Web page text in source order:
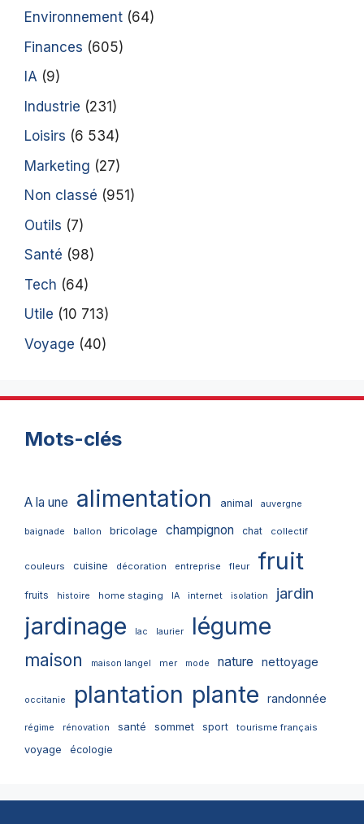
Environnement (64)
Finances (605)
IA (9)
Industrie (231)
Loisirs (6 534)
Marketing (27)
Non classé (951)
Outils (7)
Santé (98)
Tech (64)
Utile (10 713)
Voyage (40)
Mots-clés
A la une alimentation animal auvergne
baignade ballon bricolage champignon chat collectif
couleurs cuisine décoration entreprise fleur fruit
fruits histoire home staging IA internet isolation jardin
jardinage lac laurier légume
maison maison langel mer mode nature nettoyage
occitanie plantation plante randonnée
régime rénovation santé sommet sport tourisme français
voyage écologie